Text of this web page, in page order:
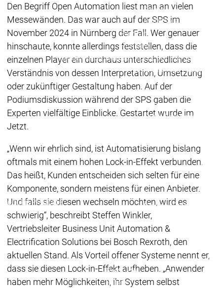
ProdukteProdukte
Composer
CODESYS 4
Runtime Runtime
Produkte
Runtime
Control SLControl SL
Virtual Control SLVirtual
RedundancyRedundancy
Automation
Automation
Automation Server
Produktvarianten
Success
Stories
Success
Stories
Produkte
Safety
Den Begriff Open Automation liest man an vielen
Messewänden. Das war auch auf der SPS im
November 2024 in Nürnberg der Fall. Wer genauer
hinschaute, konnte allerdings feststellen, dass die
einzelnen Player ein durchaus unterschiedliches
Verständnis von dessen Interpretation, Umsetzung
oder zukünftiger Gestaltung haben. Auf der
Podiumsdiskussion während der SPS gaben die
Experten vielfältige Einblicke. Gestartet wurde im
Jetzt.
„Wenn wir ehrlich sind, ist Automatisierung bislang
oftmals mit einem hohen Lock-in-Effekt verbunden.
Das heißt, Kunden entscheiden sich selten für eine
Komponente, sondern meistens für einen Anbieter.
Und falls sie diesen wechseln möchten, wird es
schwierig“, beschreibt Steffen Winkler,
Vertriebsleiter Business Unit Automation &
Electrification Solutions bei Bosch Rexroth, den
aktuellen Stand. Als Vorteil offener Systeme nennt er,
dass sie diesen Lock-in-Effekt aufheben. „Anwender
haben mehr Möglichkeiten, ihr System selbst